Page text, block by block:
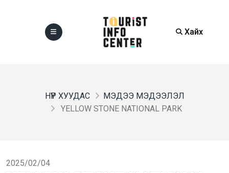
Хайх
НҮҮР ХУУДАС
МЭДЭЭ МЭДЭЭЛЭЛ
YELLOW STONE NATIONAL PARK
2025/02/04